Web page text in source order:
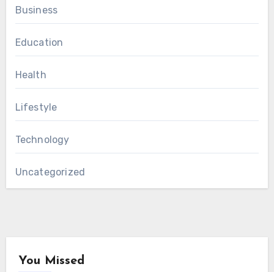
Business
Education
Health
Lifestyle
Technology
Uncategorized
You Missed